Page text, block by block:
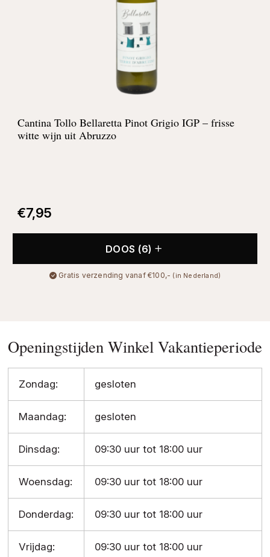
Cantina Tollo Bellaretta Pinot Grigio IGP – frisse
witte wijn uit Abruzzo
€7,95
DOOS (6)
Gratis verzending vanaf €100,- (in Nederland)
Openingstijden Winkel Vakantieperiode
Zondag: gesloten
Maandag: gesloten
Dinsdag: 09:30 uur tot 18:00 uur
Woensdag: 09:30 uur tot 18:00 uur
Donderdag: 09:30 uur tot 18:00 uur
Vrijdag: 09:30 uur tot 18:00 uur